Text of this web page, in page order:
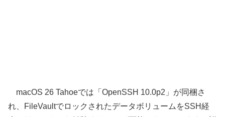
macOS 26 Tahoeでは「OpenSSH 10.0p2」が同梱さ
れ、FileVaultでロックされたデータボリュームをSSH経